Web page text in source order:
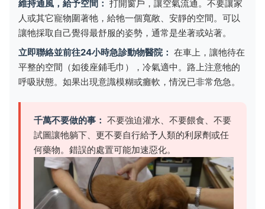
維持通風，給予空間： 打開窗戶，讓空氣流通。不要讓家
人或其它寵物圍著牠，給牠一個寬敞、安靜的空間。可以
讓牠採取自己覺得最舒服的姿勢，通常是坐著或站著。
立即聯絡並前往24小時急診動物醫院： 在車上，讓牠待在
平整的空間（如後座鋪毛巾），冷氣適中。路上注意牠的
呼吸狀態。如果出現意識模糊或癱軟，情況已非常危急。
千萬不要做的事： 不要強迫灌水、不要餵食、不要
試圖讓牠躺下、更不要自行給予人類的利尿劑或任
何藥物。錯誤的處置可能加速惡化。